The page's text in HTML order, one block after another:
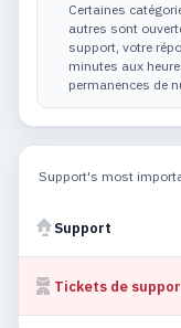
Certaines
autres sont
support, votre
minutes aux
permanences de
Support's most
Support
Tickets de